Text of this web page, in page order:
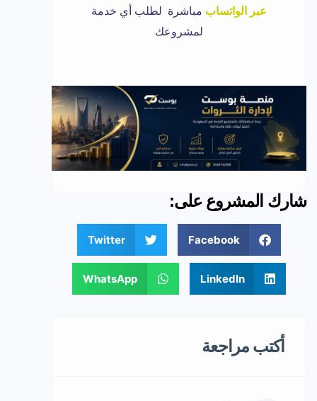
عبر الواتساب مباشرة لطلب أي خدمة
لمشروعك
شارك المشروع على:
Facebook
Twitter
LinkedIn
WhatsApp
أكتب مراجعة